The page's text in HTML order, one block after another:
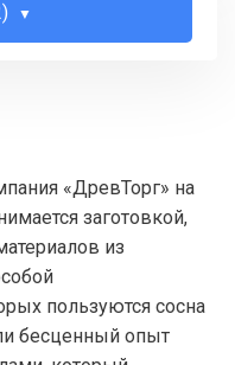
«ДревТорг» на
заготовкой,
из
пользуются сосна
бесценный опыт